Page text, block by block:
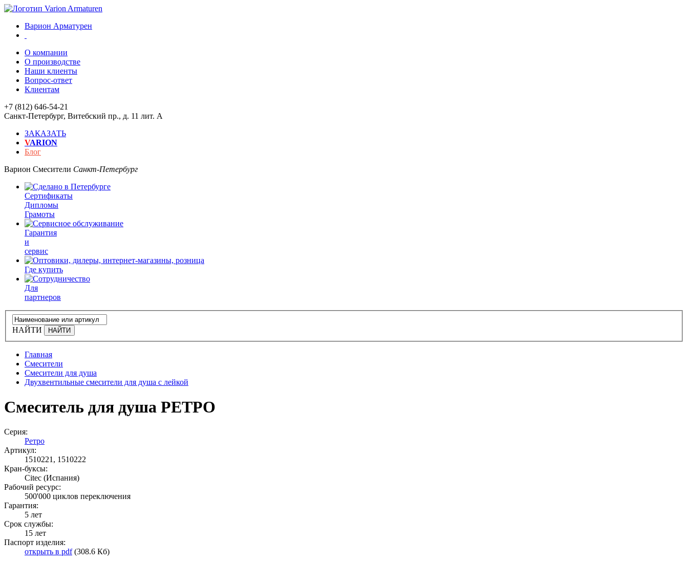
Варион Арматурен
О компании
О производстве
Наши клиенты
Вопрос-ответ
Клиентам
+7 (812) 646-54-21
Санкт-Петербург, Витебский пр., д. 11 лит. А
ЗАКАЗАТЬ
VARION
Блог
Варион Смесители Санкт-Петербург
Сертификаты
Дипломы
Грамоты
Гарантия
и
сервис
Где купить
Для
партнеров
НАЙТИ
Главная
Смесители
Смесители для душа
Двухвентильные смесители для душа с лейкой
Смеситель для душа РЕТРО
Серия:
Ретро
Артикул:
1510221, 1510222
Кран-буксы:
Citec (Испания)
Рабочий ресурс:
500'000 циклов переключения
Гарантия:
5 лет
Срок службы:
15 лет
Паспорт изделия:
открыть в pdf(308.6 Кб)